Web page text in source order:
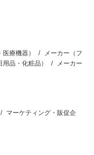
療機器）
メーカー（フ
品・化粧品）
メーカー
マーケティング・販促企